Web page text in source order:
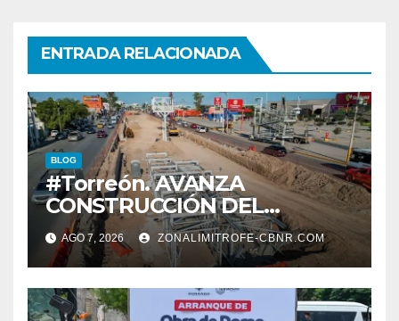
ENTRADA RELACIONADA
BLOG
#Torreón. AVANZA
CONSTRUCCIÓN DEL
SISTEMA VIAL ORIENTE,
SOBRE BULEVAR
REVOLUCIÓN
AGO 7, 2026 ZONALIMITROFE-CBNR.COM